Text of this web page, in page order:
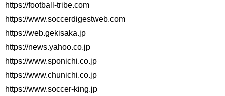
https://football-tribe.com
https://www.soccerdigestweb.com
https://web.gekisaka.jp
https://news.yahoo.co.jp
https://www.sponichi.co.jp
https://www.chunichi.co.jp
https://www.soccer-king.jp